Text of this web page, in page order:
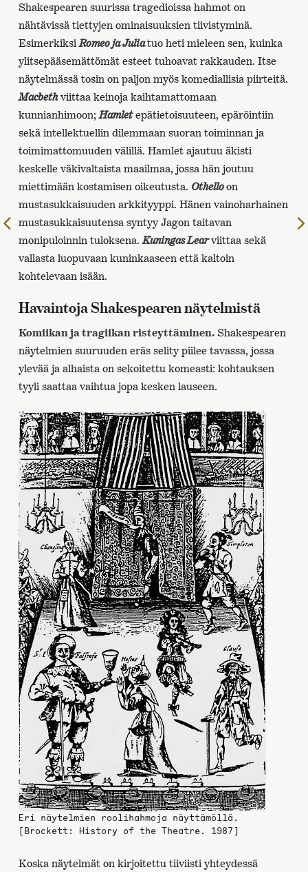
Shakespearen suurissa tragedioissa hahmot on
nähtävissä tiettyjen ominaisuuksien tiivistyminä.
EsimerkiksiRomeo ja Juliatuo heti mieleen sen, kuinka
ylitsepääsemättömät esteet tuhoavat rakkauden. Itse
näytelmässä tosin on paljon myös komediallisia piirteitä.
Macbethviittaa keinoja kaihtamattomaan
kunnianhimoon;Hamletepätietoisuuteen, epäröintiin
sekä intellektuellin dilemmaan suoran toiminnan ja
toimimattomuuden välillä. Hamlet ajautuu äkisti
keskelle väkivaltaista maailmaa, jossa hän joutuu
miettimään kostamisen oikeutusta. Othelloon
mustasukkaisuuden arkkityyppi. Hänen vainoharhainen
mustasukkaisuutensa syntyy Jagon taitavan
monipuloinnin tuloksena.Kuningas Learviittaa sekä
vallasta luopuvaan kuninkaaseen että kaltoin
kohtelevaan isään.
Havaintoja Shakespearen näytelmistä
Komiikan ja tragiikan risteyttäminen.Shakespearen
näytelmien suuruuden eräs selity piilee tavassa, jossa
ylevää ja alhaista on sekoitettu komeasti: kohtauksen
tyyli saattaa vaihtua jopa kesken lauseen.
Eri näytelmien roolihahmoja näyttämöllä.
[Brockett: History of the Theatre. 1987]
Koska näytelmät on kirjoitettu tiiviisti yhteydessä
Edelliselle
sivulle